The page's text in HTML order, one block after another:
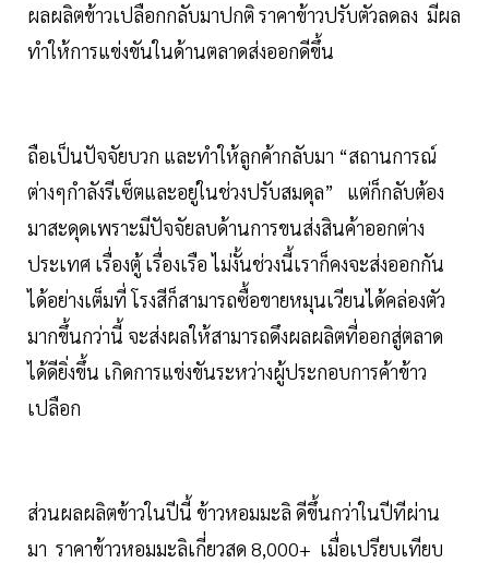
ผลผลิตข้าวเปลือกกลับมาปกติ ราคาข้าวปรับตัวลดลง มีผล
ทำให้การแข่งขันในด้านตลาดส่งออกดีขึ้น
ถือเป็นปัจจัยบวก และทำให้ลูกค้ากลับมา “สถานการณ์
ต่างๆกำลังรีเซ็ตและอยู่ในช่วงปรับสมดุล” แต่ก็กลับต้อง
มาสะดุดเพราะมีปัจจัยลบด้านการขนส่งสินค้าออกต่าง
ประเทศ เรื่องตู้ เรื่องเรือ ไม่งั้นช่วงนี้เราก็คงจะส่งออกกัน
ได้อย่างเต็มที่ โรงสีก็สามารถซื้อขายหมุนเวียนได้คล่องตัว
มากขึ้นกว่านี้ จะส่งผลให้สามารถดึงผลผลิตที่ออกสู่ตลาด
ได้ดียิ่งขึ้น เกิดการแข่งขันระหว่างผู้ประกอบการค้าข้าว
เปลือก
ส่วนผลผลิตข้าวในปีนี้ ข้าวหอมมะลิ ดีขึ้นกว่าในปีทีผ่าน
มา ราคาข้าวหอมมะลิเกี่ยวสด 8,000+ เมื่อเปรียบเทียบ